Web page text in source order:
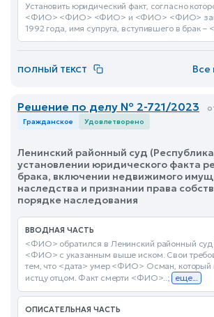
Установить юридический факт, согласно
<ФИО> <ФИО> <ФИО> и <ФИО> <ФИО>
1992 года, имя супруга, вступившего в
ПОЛНЫЙ ТЕКСТ Все
Решение по делу № 2-721/2023
Гражданское Удовлетворено
Ленинский районный суд
установлении юридического факта
брака, включении недвижимого
наследства и признании права
порядке наследования
ВВОДНАЯ ЧАСТЬ
<ФИО> обратился в Ленинский районный суд
<ФИО> с указанным выше иском. Свои
тем, что <дата> умер <ФИО> Осман, который
истцу отцом. Факт смерти <ФИО>..; еще...
ОПИСАТЕЛЬНАЯ ЧАСТЬ